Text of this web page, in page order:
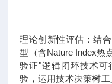
理论创新性评估：结
型（含Nature Index热
验证"逻辑闭环技术可
验，运用技术决策树